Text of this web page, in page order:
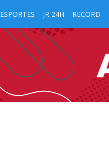
ESPORTES JR 24H RECORD